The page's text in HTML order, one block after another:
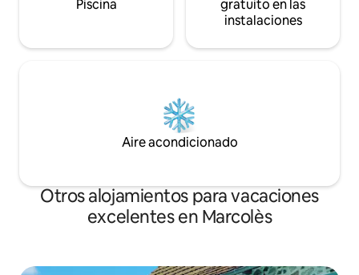
Piscina
gratuito en las
instalaciones
Aire acondicionado
Otros alojamientos para vacaciones
excelentes en Marcolès